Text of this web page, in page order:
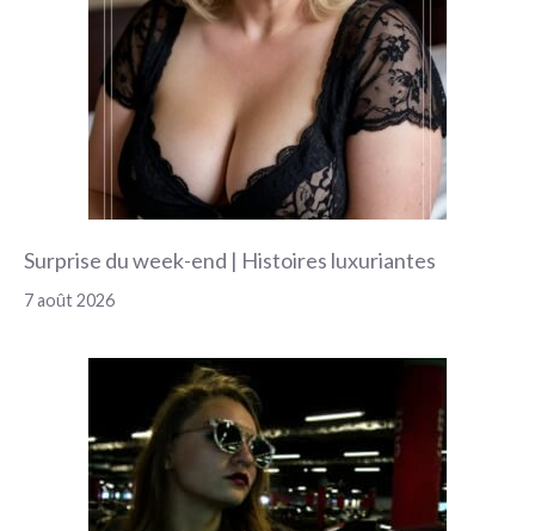
Surprise du week-end | Histoires luxuriantes
7 août 2026